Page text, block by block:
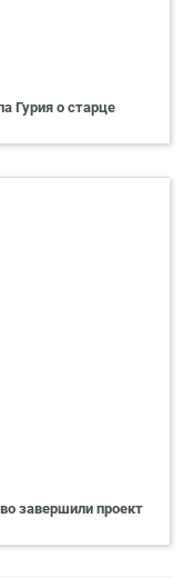
Гурия о старце
завершили проект